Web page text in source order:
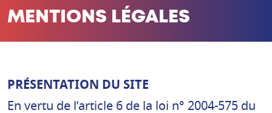
MENTIONS LÉGALES
PRÉSENTATION DU SITE
En vertu de l’article 6 de la loi n° 2004-575 du